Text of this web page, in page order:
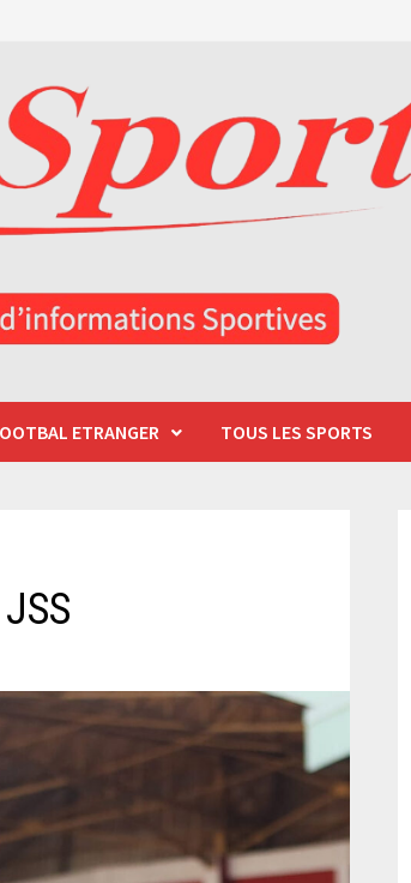
ETRANGER TOUS LES SPORTS